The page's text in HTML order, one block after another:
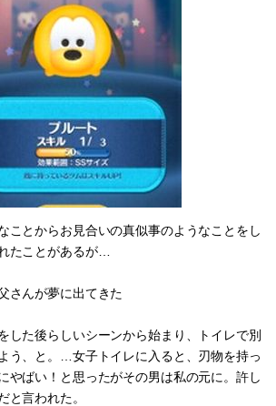
ことからお見合いの真似事のようなことをし
たことがあるが…
さんが夢に出てきた
した後らしいシーンから始まり、トイレで別
う、と。…女子トイレに入ると、刃物を持っ
やばい！と思ったがその男は私の元に。許し
と言われた。